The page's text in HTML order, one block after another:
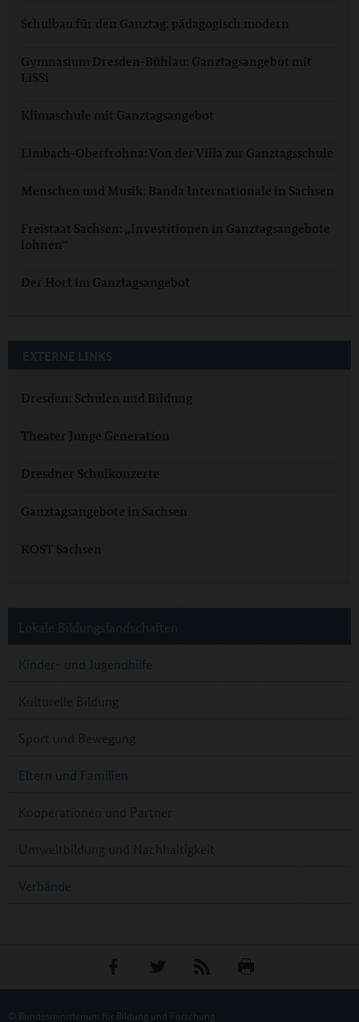
Schulbau für den Ganztag: pädagogisch modern
Gymnasium Dresden-Bühlau: Ganztagsangebot mit
LiSSi
Klimaschule mit Ganztagsangebot
Limbach-Oberfrohna: Von der Villa zur Ganztagsschule
Menschen und Musik: Banda Internationale in Sachsen
Freistaat Sachsen: „Investitionen in Ganztagsangebote
lohnen“
Der Hort im Ganztagsangebot
EXTERNE LINKS
Dresden: Schulen und Bildung
Theater Junge Generation
Dresdner Schulkonzerte
Ganztagsangebote in Sachsen
KOST Sachsen
Lokale Bildungslandschaften
Kinder- und Jugendhilfe
Kulturelle Bildung
Sport und Bewegung
Eltern und Familien
Kooperationen und Partner
Umweltbildung und Nachhaltigkeit
Verbände
© Bundesministerium für Bildung und Forschung